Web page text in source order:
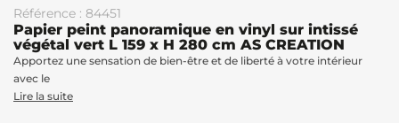
Référence : 84451
Papier peint panoramique en vinyl sur intissé
végétal vert L 159 x H 280 cm AS CREATION
Apportez une sensation de bien-être et de liberté à votre intérieur
avec le
Lire la suite